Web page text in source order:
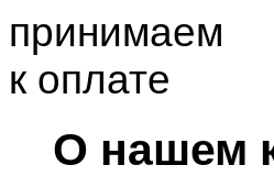
О нашем